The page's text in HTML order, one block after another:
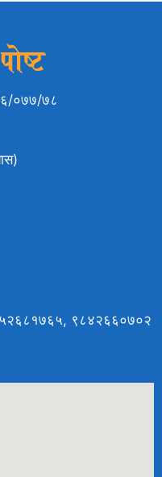
०७७/७८
९८४२६६०७०२